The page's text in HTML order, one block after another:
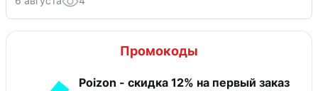
Промокоды
Poizon - скидка 12% на первый заказ